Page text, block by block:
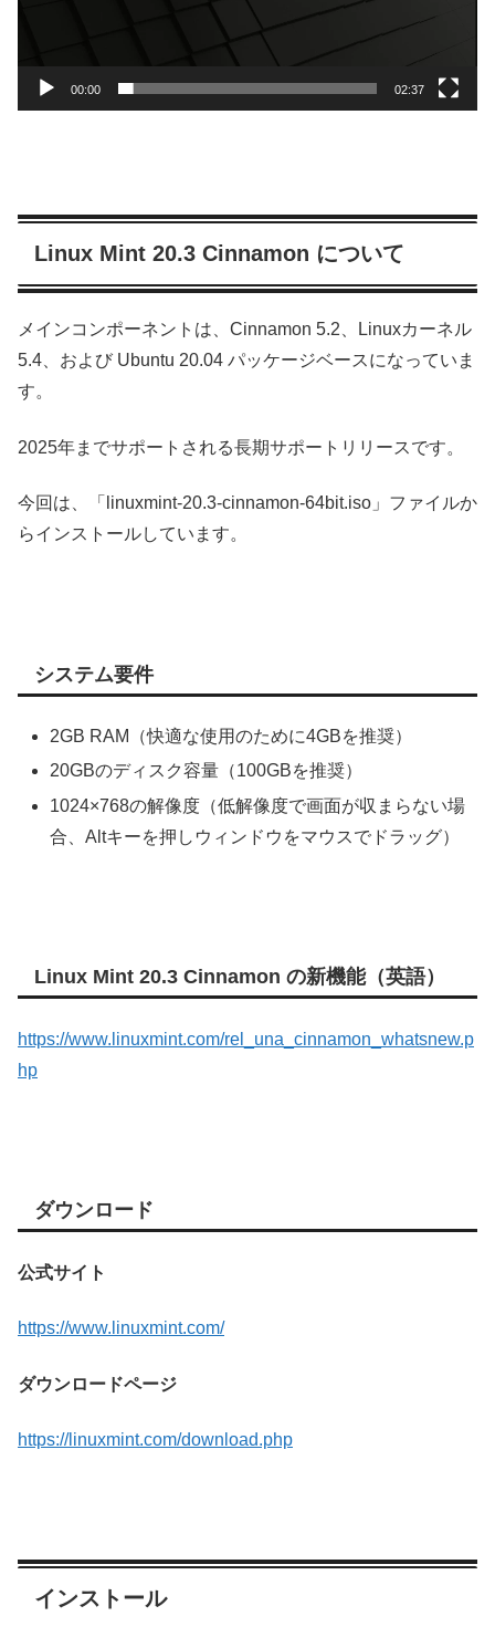
00:00 02:37
Linux Mint 20.3 Cinnamon について
メインコンポーネントは、Cinnamon 5.2、Linuxカーネル
5.4、および Ubuntu 20.04 パッケージベースになっていま
す。
2025年までサポートされる長期サポートリリースです。
今回は、「linuxmint-20.3-cinnamon-64bit.iso」ファイルか
らインストールしています。
システム要件
2GB RAM（快適な使用のために4GBを推奨）
20GBのディスク容量（100GBを推奨）
1024×768の解像度（低解像度で画面が収まらない場
合、Altキーを押しウィンドウをマウスでドラッグ）
Linux Mint 20.3 Cinnamon の新機能（英語）
https://www.linuxmint.com/rel_una_cinnamon_whatsnew.p
hp
ダウンロード
公式サイト
https://www.linuxmint.com/
ダウンロードページ
https://linuxmint.com/download.php
インストール